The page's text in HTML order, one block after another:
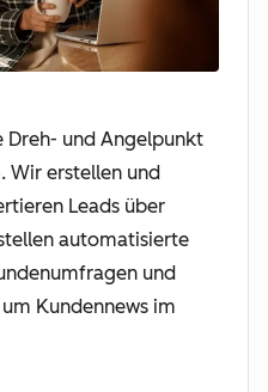
Dreh- und Angelpunkt
Wir erstellen und
Leads über
automatisierte
und
Kundennews im